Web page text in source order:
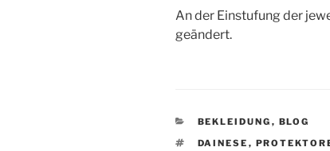
An der Einstufung der
geändert.
KATEGORIEN
BEKLEIDUNG , BLOG
SCHLAGWÖRTER
DAINESE ,